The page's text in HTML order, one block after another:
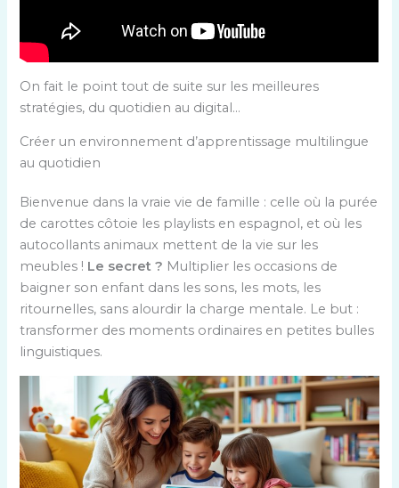
On fait le point tout de suite sur les meilleures
stratégies, du quotidien au digital…
Créer un environnement d’apprentissage multilingue
au quotidien
Bienvenue dans la vraie vie de famille : celle où la purée
de carottes côtoie les playlists en espagnol, et où les
autocollants animaux mettent de la vie sur les
meubles ! Le secret ? Multiplier les occasions de
baigner son enfant dans les sons, les mots, les
ritournelles, sans alourdir la charge mentale. Le but :
transformer des moments ordinaires en petites bulles
linguistiques.